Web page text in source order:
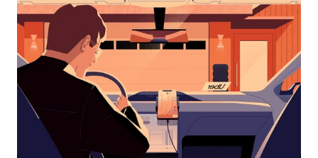
ouvrir
le
calendrier
sélectionner
une
date.
Appuyez
sur
touche